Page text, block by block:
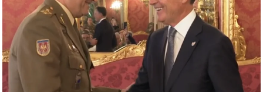
Antena 3 Noticias
10 de mayo de 2025, 20:10